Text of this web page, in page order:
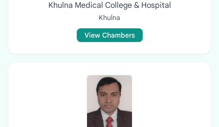
Khulna Medical College & Hospital
Khulna
View Chambers